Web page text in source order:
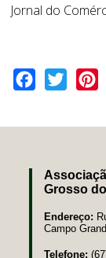
Jornal do
Facebook
Twitter
Grosso do
Endereço:
Campo
Telefone: